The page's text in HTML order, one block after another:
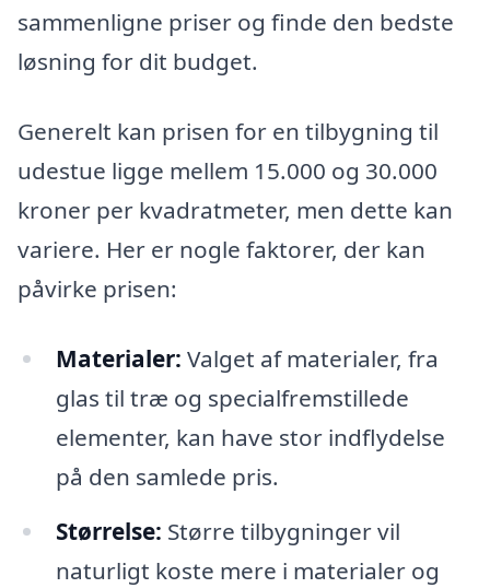
sammenligne priser og finde den bedste
løsning for dit budget.
Generelt kan prisen for en tilbygning til
udestue ligge mellem 15.000 og 30.000
kroner per kvadratmeter, men dette kan
variere. Her er nogle faktorer, der kan
påvirke prisen:
Materialer: Valget af materialer, fra
glas til træ og specialfremstillede
elementer, kan have stor indflydelse
på den samlede pris.
Størrelse: Større tilbygninger vil
naturligt koste mere i materialer og